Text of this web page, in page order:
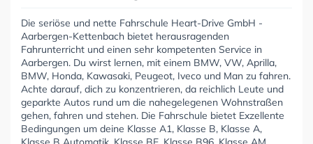
Die seriöse und nette Fahrschule Heart-Drive GmbH -
Aarbergen-Kettenbach bietet herausragenden
Fahrunterricht und einen sehr kompetenten Service in
Aarbergen. Du wirst lernen, mit einem BMW, VW, Aprilla,
BMW, Honda, Kawasaki, Peugeot, Iveco und Man zu fahren.
Achte darauf, dich zu konzentrieren, da reichlich Leute und
geparkte Autos rund um die nahegelegenen Wohnstraßen
gehen, fahren und stehen. Die Fahrschule bietet Exzellente
Bedingungen um deine Klasse A1, Klasse B, Klasse A,